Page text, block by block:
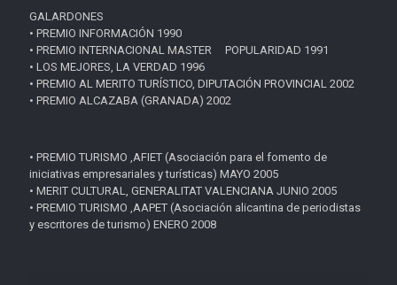
GALARDONES
• PREMIO INFORMACIÓN 1990
• PREMIO INTERNACIONAL MASTER POPULARIDAD 1991
• LOS MEJORES, LA VERDAD 1996
• PREMIO AL MERITO TURÍSTICO, DIPUTACIÓN PROVINCIAL 2002
• PREMIO ALCAZABA (GRANADA) 2002
• PREMIO TURISMO ,AFIET (Asociación para el fomento de
iniciativas empresariales y turísticas) MAYO 2005
• MERIT CULTURAL, GENERALITAT VALENCIANA JUNIO 2005
• PREMIO TURISMO ,AAPET (Asociación alicantina de periodistas
y escritores de turismo) ENERO 2008